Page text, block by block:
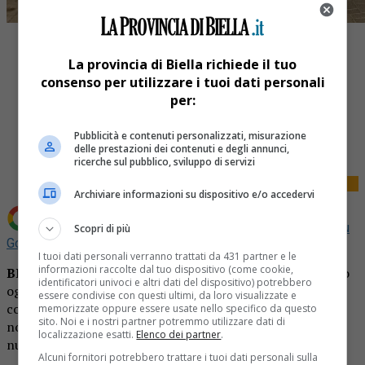
Tweet
Aggiungi La Provincia di Biella come
Fonte preferita su
Google
BIELLA– L’anticipazione giunta ieri da Torino, ha trovato
oggi puntuale conferma. L’Asl di Biellain queste ore sta
contattando tutte le persone che hanno in agenda visite
non urgenti per disdire le prenotazioni. Purtroppo, la
nuova emergenza Covid impone misure straordinarie.
La provincia di Biella richiede il tuo
consenso per utilizzare i tuoi dati personali
per:
Pubblicità e contenuti personalizzati, misurazione
delle prestazioni dei contenuti e degli annunci,
ricerche sul pubblico, sviluppo di servizi
Archiviare informazioni su dispositivo e/o accedervi
Scopri di più
I tuoi dati personali verranno trattati da 431 partner e le
informazioni raccolte dal tuo dispositivo (come cookie,
identificatori univoci e altri dati del dispositivo) potrebbero
essere condivise con questi ultimi, da loro visualizzate e
memorizzate oppure essere usate nello specifico da questo
sito. Noi e i nostri partner potremmo utilizzare dati di
localizzazione esatti. Elenco dei partner.
Alcuni fornitori potrebbero trattare i tuoi dati personali sulla